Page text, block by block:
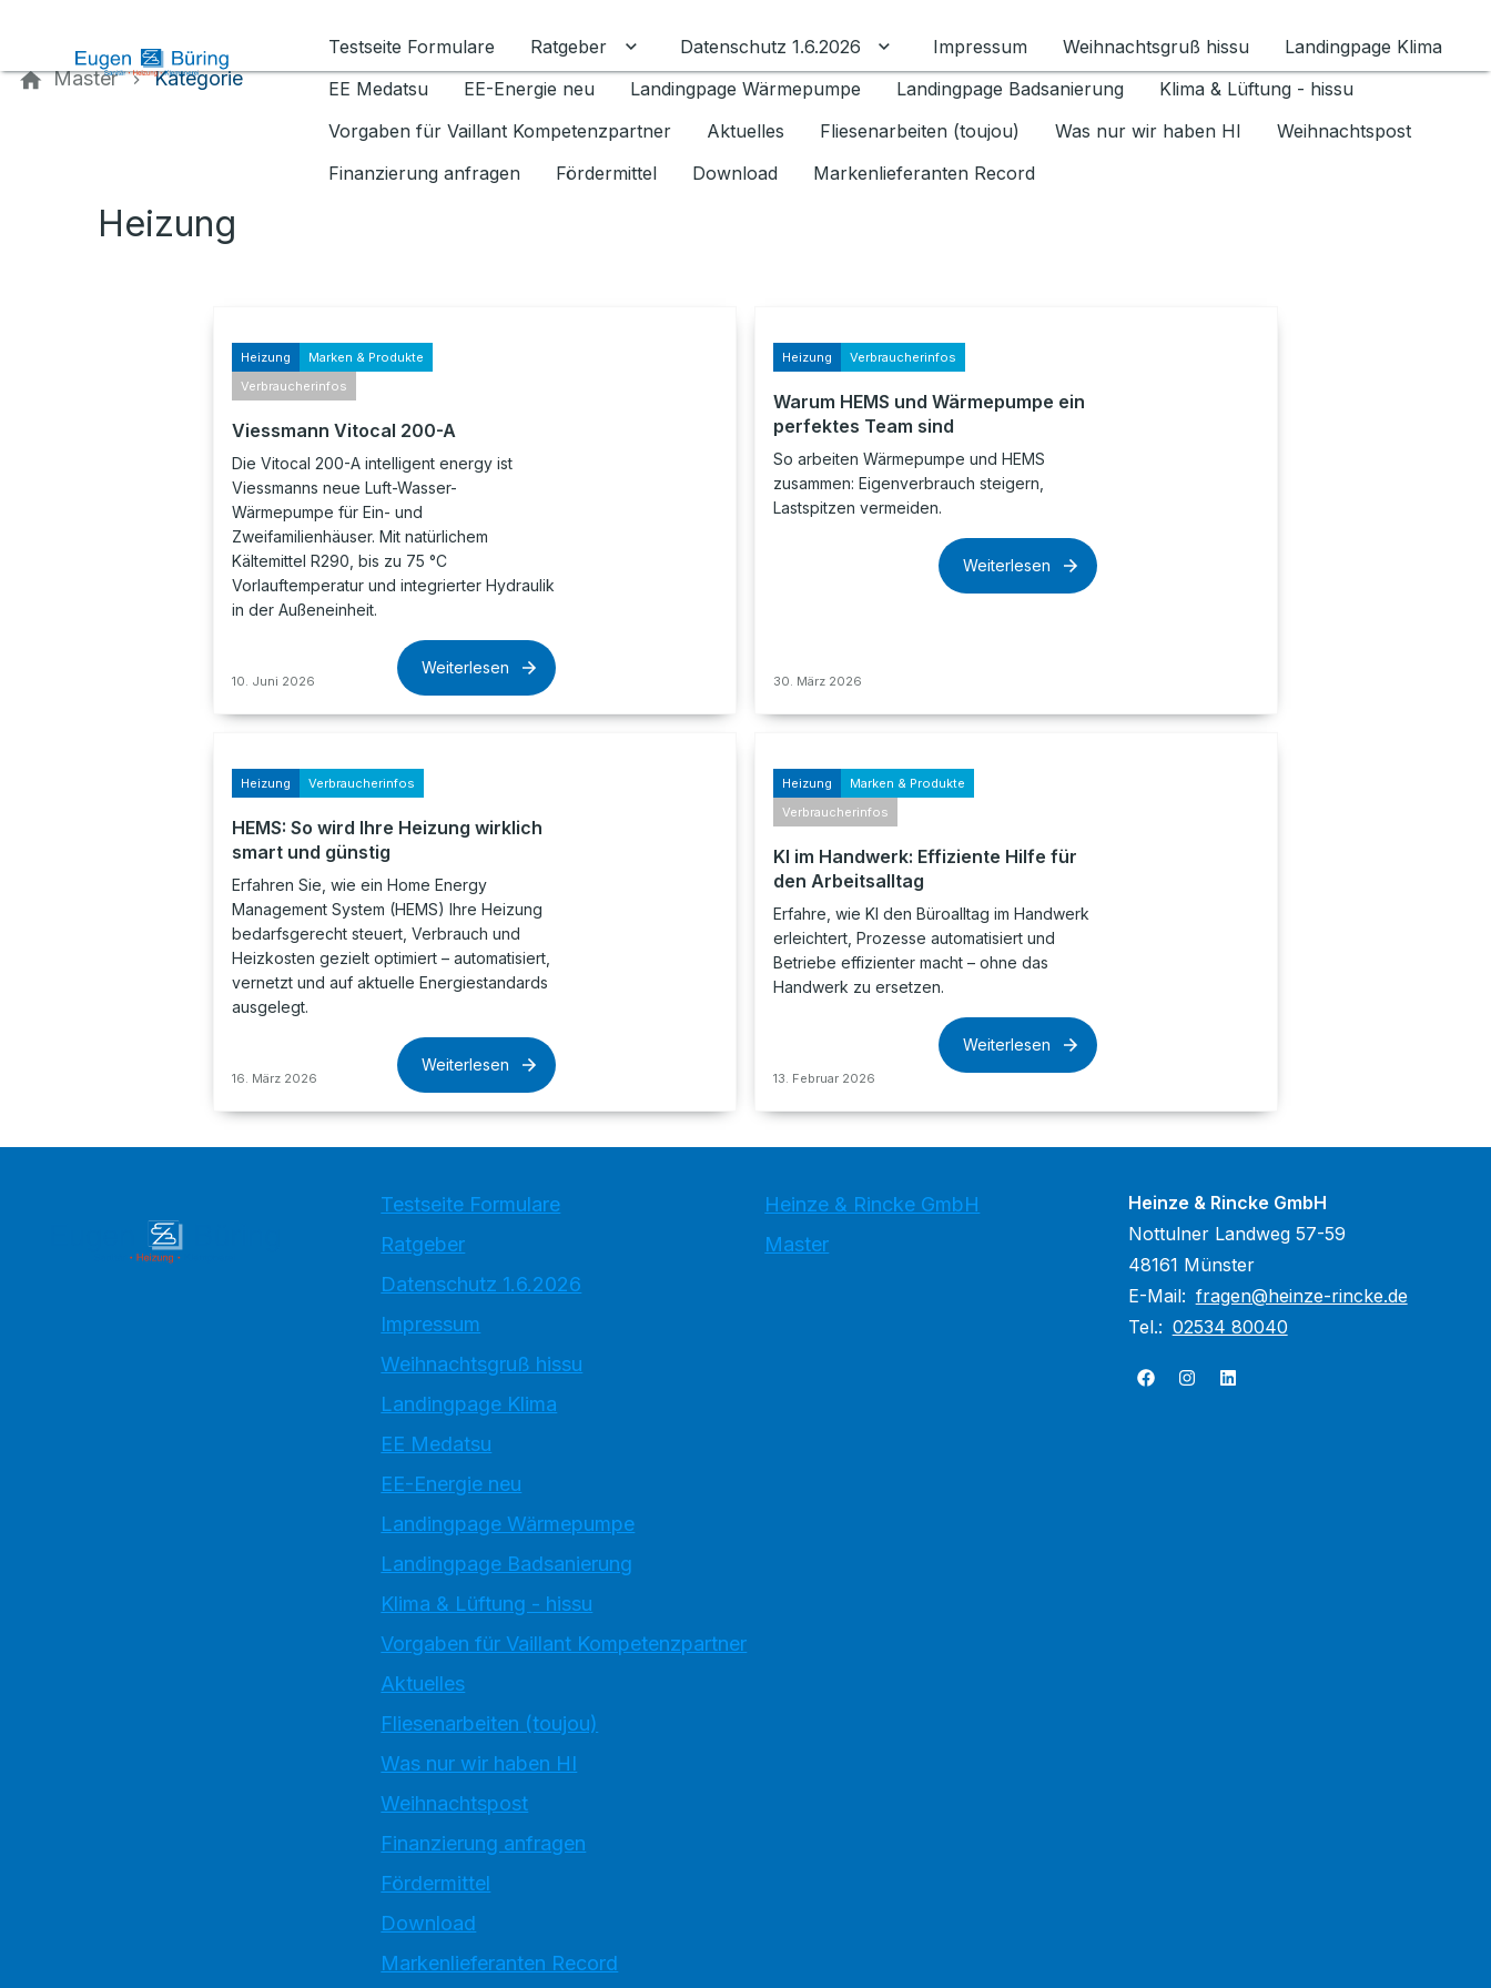
Testseite Formulare
Ratgeber Untermenü für Ratgeber umschalten
Datenschutz 1.6.2026 Untermenü für Datenschutz 1.6.2026 umschalten
Impressum Weihnachtsgruß hissu
Landingpage Klima
EE Medatsu
EE-Energie neu Landingpage Wärmepumpe Landingpage Badsanierung
Klima & Lüftung - hissu
Vorgaben für Vaillant Kompetenzpartner
Aktuelles Fliesenarbeiten (toujou) Was nur wir haben HI
Weihnachtspost
Finanzierung anfragen
Fördermittel Download Markenlieferanten Record
Master Kategorie
Heizung
Heizung
Marken & Produkte
Verbraucherinfos
Viessmann Vitocal 200-A
Die Vitocal 200-A intelligent energy ist
Viessmanns neue Luft-Wasser-
Wärmepumpe für Ein- und
Zweifamilienhäuser. Mit natürlichem
Kältemittel R290, bis zu 75 °C
Vorlauftemperatur und integrierter Hydraulik
in der Außeneinheit.
10. Juni 2026
Weiterlesen
Heizung Verbraucherinfos
Warum HEMS und Wärmepumpe ein
perfektes Team sind
So arbeiten Wärmepumpe und HEMS
zusammen: Eigenverbrauch steigern,
Lastspitzen vermeiden.
30. März 2026
Weiterlesen
Heizung Verbraucherinfos
HEMS: So wird Ihre Heizung wirklich
smart und günstig
Erfahren Sie, wie ein Home Energy
Management System (HEMS) Ihre Heizung
bedarfsgerecht steuert, Verbrauch und
Heizkosten gezielt optimiert – automatisiert,
vernetzt und auf aktuelle Energiestandards
ausgelegt.
16. März 2026
Weiterlesen
Heizung
Marken & Produkte
Verbraucherinfos
KI im Handwerk: Effiziente Hilfe für
den Arbeitsalltag
Erfahre, wie KI den Büroalltag im Handwerk
erleichtert, Prozesse automatisiert und
Betriebe effizienter macht – ohne das
Handwerk zu ersetzen.
13. Februar 2026
Weiterlesen
Testseite Formulare
Ratgeber
Datenschutz 1.6.2026
Impressum
Weihnachtsgruß hissu
Landingpage Klima
EE Medatsu
EE-Energie neu
Landingpage Wärmepumpe
Landingpage Badsanierung
Klima & Lüftung - hissu
Vorgaben für Vaillant Kompetenzpartner
Aktuelles
Fliesenarbeiten (toujou)
Was nur wir haben HI
Weihnachtspost
Finanzierung anfragen
Fördermittel
Download
Markenlieferanten Record
Heinze & Rincke GmbH
Master
Heinze & Rincke GmbH
Nottulner Landweg 57-59
48161 Münster
E-Mail: fragen@heinze-rincke.de
Tel.: 02534 80040